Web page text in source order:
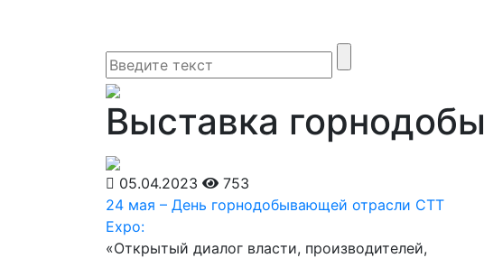
Выставка
05.04.2023
753
24 мая – День горнодобывающей отрасли СТТ
Expo:
«Открытый диалог власти, производителей,